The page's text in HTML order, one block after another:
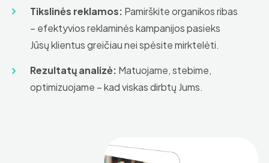
Tikslinės reklamos: Pamirškite organikos ribas
– efektyvios reklaminės kampanijos pasieks
Jūsų klientus greičiau nei spėsite mirktelėti.
Rezultatų analizė: Matuojame, stebime,
optimizuojame – kad viskas dirbtų Jums.